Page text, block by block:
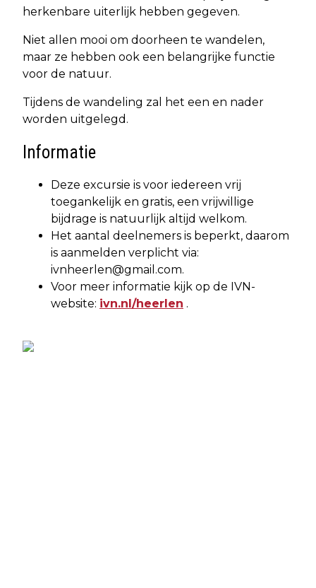
herkenbare uiterlijk hebben gegeven.
Niet allen mooi om doorheen te wandelen,
maar ze hebben ook een belangrijke functie
voor de natuur.
Tijdens de wandeling zal het een en nader
worden uitgelegd.
Informatie
Deze excursie is voor iedereen vrij
toegankelijk en gratis, een vrijwillige
bijdrage is natuurlijk altijd welkom.
Het aantal deelnemers is beperkt, daarom
is aanmelden verplicht via:
ivnheerlen@gmail.com.
Voor meer informatie kijk op de IVN-
website: ivn.nl/heerlen .